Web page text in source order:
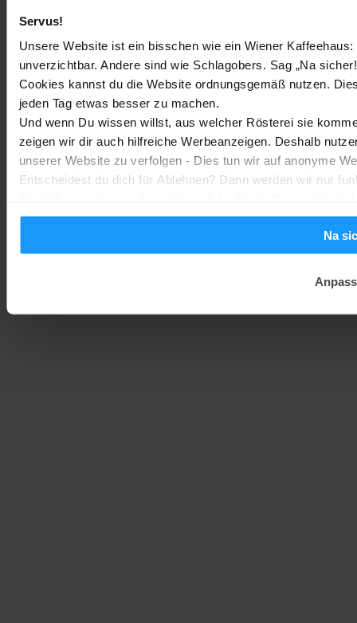
Servus!
Unsere Website ist ein bisschen wie ein Wiener
unverzichtbar. Andere sind wie Schlagobers. Sag „Na
Cookies kannst du die Website ordnungsgemäß nutzen.
jeden Tag etwas besser zu machen.
Und wenn Du wissen willst, aus welcher Rösterei sie
zeigen wir dir auch hilfreiche Werbeanzeigen. Deshalb
unserer Website zu verfolgen - Dies tun wir auf anonyme
Entscheidest du dich für Ablehnen? Dann werden wir nur
Na
Sony WH-CH730N geleakt: Alles zu Sonys neuen Budget-
Trends & Technologien Marc - 2. August 2026
Homematic IP Kamera: Die neue Kamerafamilie im Überblick
Smarte Sicherheit Marc 1. August 2026
MEHR LADEN